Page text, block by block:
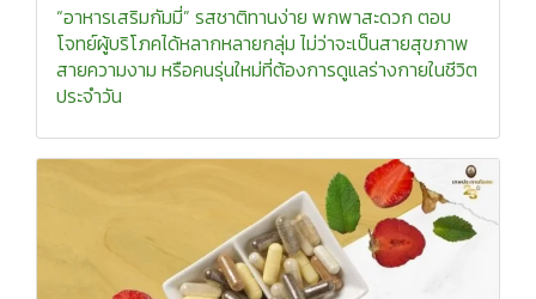
“อาหารเสริมกัมมี่” รสชาติทานง่าย พกพาสะดวก ตอบ
โจทย์ผู้บริโภคได้หลากหลายกลุ่ม ไม่ว่าจะเป็นสายสุขภาพ
สายความงาม หรือคนรุ่นใหม่ที่ต้องการดูแลร่างกายในชีวิต
ประจำวัน